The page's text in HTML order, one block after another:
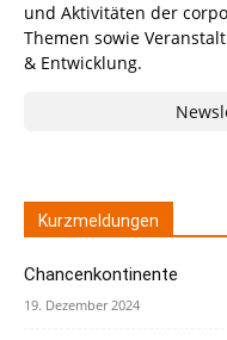
und Aktivitäten der
Themen sowie
& Entwicklung.
Kurzmeldungen
Chancenkontinente
19. Dezember 2024